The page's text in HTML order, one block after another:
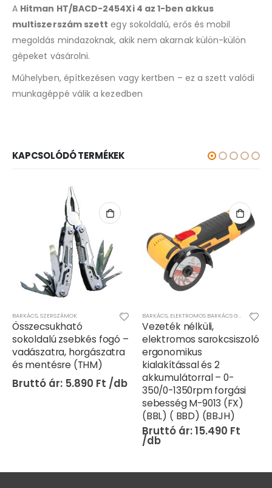
A Hitman HT/BACD-2454Xi 4 az 1-ben akkus
multiszerszám szett egy sokoldalú, erős és mobil
megoldás mindazoknak, akik nem akarnak külön-külön
gépeket vásárolni.
Műhelyben, építkezésen vagy kertben – ez a szett valódi
munkagéppé válik a kezedben
KAPCSOLÓDÓ TERMÉKEK
BARKÁCS,SZERSZÁMOK
Összecsukható
sokoldalú zsebkés fogó –
vadászatra, horgászatra
és mentésre (THM)
5.890 Ft
BARKÁCS, ELEKTROMOS BARKÁCS GÉPEK
Vezeték nélküli,
elektromos sarokcsiszoló
ergonomikus
kialakítással és 2
akkumulátorral – 0-
350/0-1350rpm forgási
sebesség M-9013 (FX)
(BBL) ( BBD) (BBJH)
15.490 Ft